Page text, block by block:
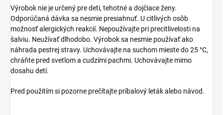
Výrobok nie je určený pre deti, tehotné a dojčiace ženy.
Odporúčaná dávka sa nesmie presiahnuť. U citlivých osôb
možnosť alergických reakcií. Nepoužívajte pri precitlivelosti na
šalviu. Neužívať dlhodobo. Výrobok sa nesmie používať ako
náhrada pestrej stravy. Uchovávajte na suchom mieste do 25 °C,
chráňte pred svetlom a cudzími pachmi. Uchovávajte mimo
dosahu detí.
Pred použitím si pozorne prečítajte príbalový leták alebo návod.